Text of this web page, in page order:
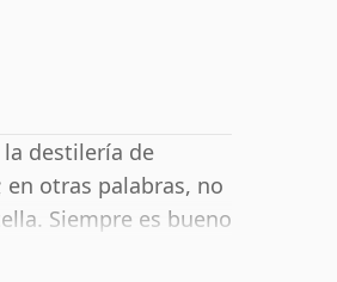
la destilería de
en otras palabras, no
Siempre es bueno
en el tamaño normal